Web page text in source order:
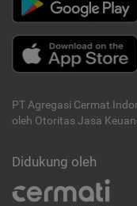
PT Agregasi Cermat
oleh Otoritas Jasa
Didukung oleh